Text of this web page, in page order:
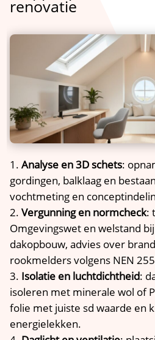
renovatie
Analyse en 3D schets:
gordingen, balklaag en
vochtmeting en
Vergunning en normcheck:
Omgevingswet en welstand
dakopbouw, advies over
rookmelders volgens NEN
Isolatie en luchtdichtheid:
isoleren met minerale wol of
folie met juiste sd waarde en
energielekken.​